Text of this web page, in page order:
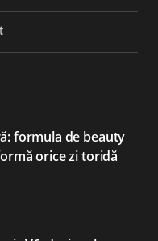
formula de beauty
orice zi toridă